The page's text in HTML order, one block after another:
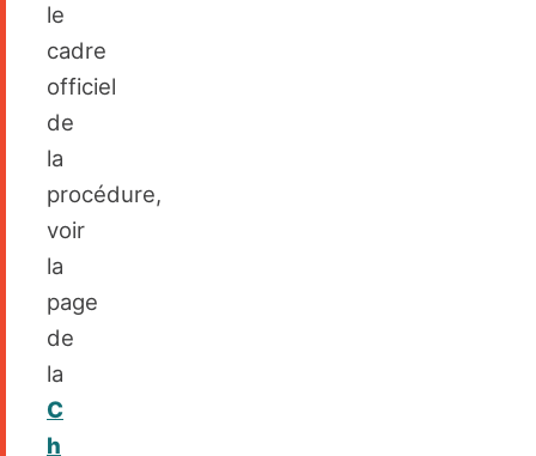
le
cadre
officiel
de
la
procédure,
voir
la
page
de
la
C
h